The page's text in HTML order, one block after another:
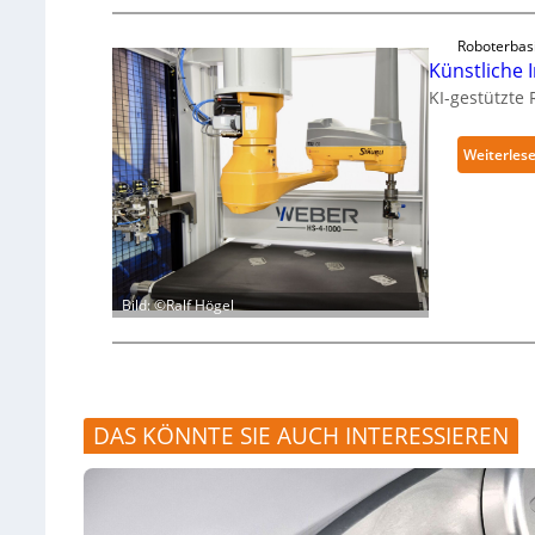
Bild: ©Ralf Högel
Künstliche
KI-gestützte
DAS KÖNNTE SIE AUCH INTERESSIEREN